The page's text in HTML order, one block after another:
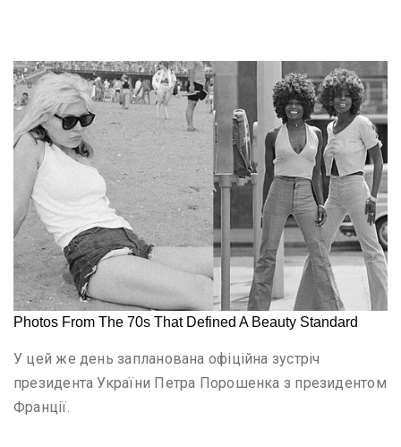
У цей же день запланована офіційна зустріч
президента України Петра Порошенка з президентом
Франції.